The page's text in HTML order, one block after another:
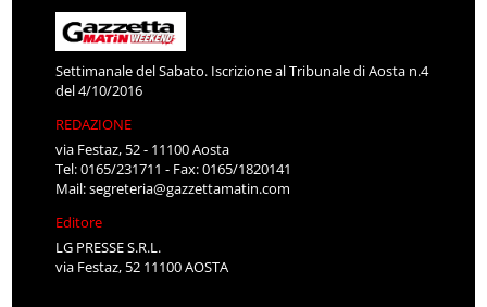
Settimanale del Sabato. Iscrizione al Tribunale di Aosta n.4
del 4/10/2016
REDAZIONE
via Festaz, 52 - 11100 Aosta
Tel: 0165/231711 - Fax: 0165/1820141
Mail:segreteria@gazzettamatin.com
Editore
LG PRESSE S.R.L.
via Festaz, 52 11100 AOSTA